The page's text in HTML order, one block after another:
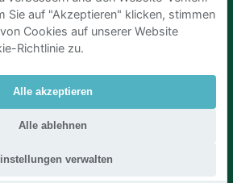
|Parkeren Brussel
Zuerich|Parken flughafen amsterdam
Sie auf "Akzeptieren" klicken, stimmen
Cookies auf unserer Website
Richtlinie zu.
Alle akzeptieren
Alle ablehnen
verwalten